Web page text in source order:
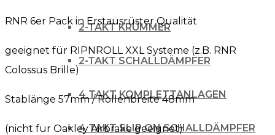
2-TAKT KRÜMMER
2-TAKT SCHALLDÄMPFER
4 TAKT KOMPLETTANLAGEN
4 TAKT SLIP ON SCHALLDÄMPFER
48
RNR 6er Pack in Erstausrüster Qualität
geeignet für RIPNROLL XXL Systeme (z.B. RNR
Colossus Brille)
Stablänge 57mm / Rollenbreite 48mm
(nicht für Oakley Airbrake geeignet)